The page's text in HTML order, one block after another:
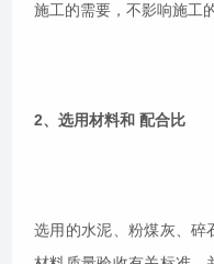
施工的需要，不影响施工
2、选用材料和 配合比
选用的水泥、粉煤灰、碎